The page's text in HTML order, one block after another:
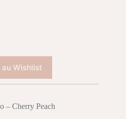
Wishlist
– Cherry Peach